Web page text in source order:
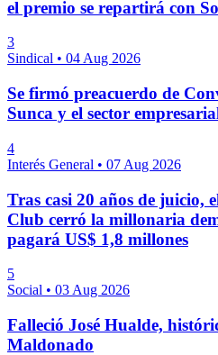
el premio se repartirá con
3
Sindical • 04 Aug 2026
Se firmó preacuerdo de
Sunca y el sector
4
Interés General • 07 Aug 2026
Tras casi 20 años de juicio,
Club cerró la millonaria
pagará US$ 1,8 millones
5
Social • 03 Aug 2026
Falleció José Hualde,
Maldonado